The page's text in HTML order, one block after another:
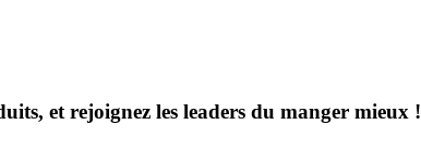
et rejoignez les leaders du manger mieux !